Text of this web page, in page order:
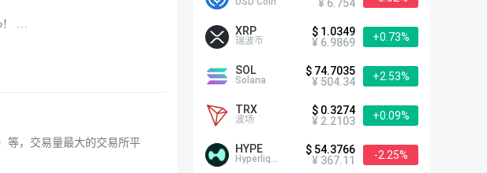
！ …
等，交易量最大的交易所平
¥ 6.754
XRP
瑞波币
$ 1.0349
¥ 6.9869
+0.73%
SOL
Solana
$ 74.7035
¥ 504.34
+2.53%
TRX
波场
$ 0.3274
¥ 2.2103
+0.09%
HYPE
Hyperliquid
$ 54.3766
¥ 367.11
-2.25%